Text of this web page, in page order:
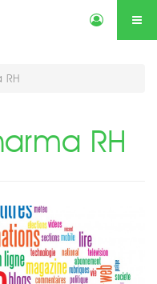
?
RH
RH